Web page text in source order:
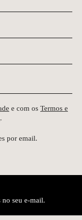
e com os Termos e
.
por email.
no seu e-mail.